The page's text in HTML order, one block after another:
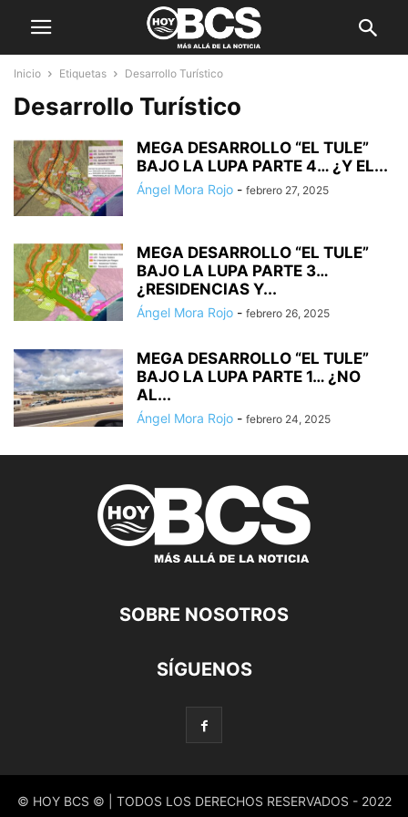
Inicio Etiquetas Desarrollo Turístico
Desarrollo Turístico
MEGA DESARROLLO “EL TULE”
BAJO LA LUPA PARTE 4… ¿Y EL...
Ángel Mora Rojo - febrero 27, 2025
MEGA DESARROLLO “EL TULE”
BAJO LA LUPA PARTE 3…
¿RESIDENCIAS Y...
Ángel Mora Rojo - febrero 26, 2025
MEGA DESARROLLO “EL TULE”
BAJO LA LUPA PARTE 1… ¿NO
AL...
Ángel Mora Rojo - febrero 24, 2025
SOBRE NOSOTROS
SÍGUENOS
© HOY BCS © | TODOS LOS DERECHOS RESERVADOS - 2022